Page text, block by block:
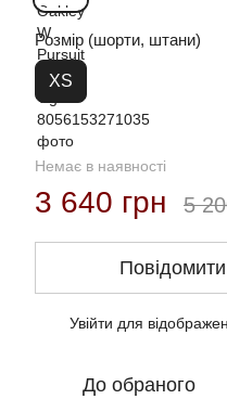
Розмір (шорти, штани)
XS
Немає в наявності
3 640 грн 5
Увійти для
До обраного